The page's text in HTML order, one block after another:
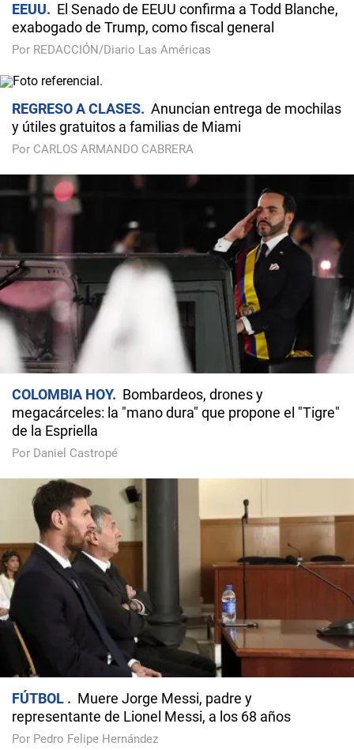
EEUU
El Senado de EEUU confirma a Todd Blanche,
exabogado de Trump, como fiscal general
Por REDACCIÓN/Diario Las Américas
REGRESO A CLASES
Anuncian entrega de mochilas
y útiles gratuitos a familias de Miami
Por CARLOS ARMANDO CABRERA
COLOMBIA HOY
Bombardeos, drones y
megacárceles: la "mano dura" que propone el "Tigre"
de la Espriella
Por Daniel Castropé
FÚTBOL
Muere Jorge Messi, padre y
representante de Lionel Messi, a los 68 años
Por Pedro Felipe Hernández